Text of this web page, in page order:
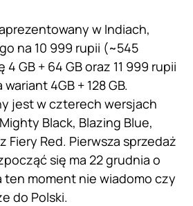
w Indiach,
na 10 999 rupii (~545
GB + 64 GB oraz 11 999 rupii
4GB + 128 GB.
jest w czterech wersjach
Black, Blazing Blue,
Fiery Red. Pierwsza sprzedaż
się ma 22 grudnia o
ten moment nie wiadomo czy
do Polski.